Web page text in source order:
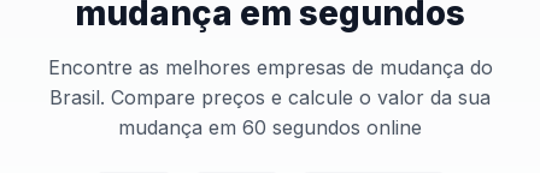
mudança em segundos
Encontre as melhores empresas de mudança do
Brasil. Compare preços e calcule o valor da sua
mudança em 60 segundos online